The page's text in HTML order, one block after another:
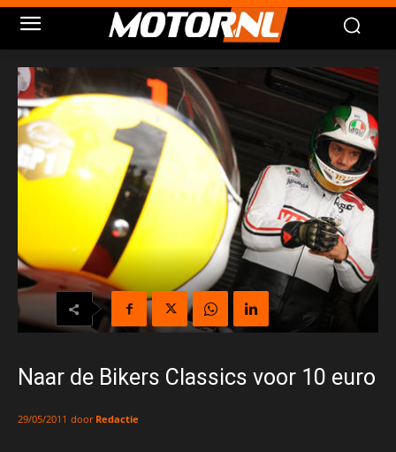
Naar de Bikers Classics voor 10 euro
29/05/2011 door Redactie